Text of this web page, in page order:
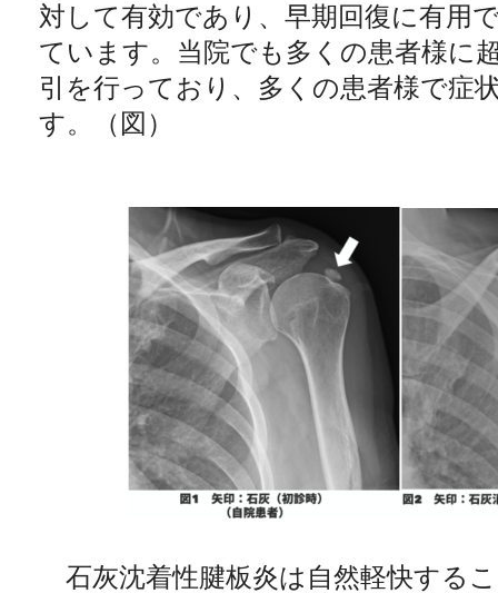
対して有効であり、早期回復に有用
ています。当院でも多くの患者様に
引を行っており、多くの患者様で症
す。（図）
石灰沈着性腱板炎は自然軽快する